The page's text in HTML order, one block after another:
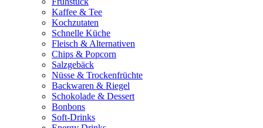
Kaffee & Tee
Kochzutaten
Schnelle Küche
Fleisch & Alternativen
Chips & Popcorn
Salzgebäck
Nüsse & Trockenfrüchte
Backwaren & Riegel
Schokolade & Dessert
Bonbons
Soft-Drinks